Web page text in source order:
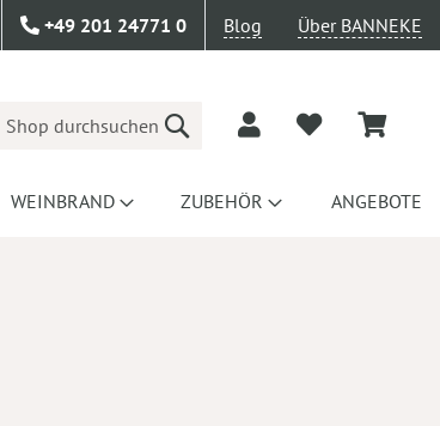
+49 201 24771 0 Blog Über BANNEKE
Suche
WEINBRAND ZUBEHÖR ANGEBOTE